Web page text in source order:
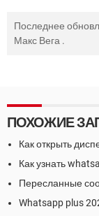
Последнее
Макс Вега .
ПОХОЖИЕ
Как открыть
Как узнать
Пересланные
Whatsapp plus